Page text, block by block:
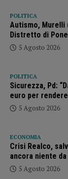
POLITICA
Autismo, Murelli
Distretto di
5 Agosto 2026
POLITICA
Sicurezza, Pd:
euro per
5 Agosto 2026
ECONOMIA
Crisi Realco,
ancora niente
5 Agosto 2026